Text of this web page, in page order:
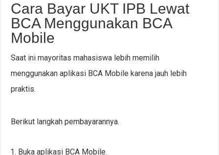
Cara Bayar UKT IPB Lewat
BCA Menggunakan BCA
Mobile
Saat ini mayoritas mahasiswa lebih memilih
menggunakan aplikasi BCA Mobile karena jauh lebih
praktis.
Berikut langkah pembayarannya.
Buka aplikasi BCA Mobile.